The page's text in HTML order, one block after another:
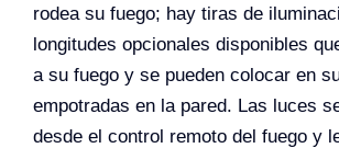
rodea su fuego; hay tiras de
longitudes opcionales disponibles
a su fuego y se pueden colocar en
empotradas en la pared. Las luces
desde el control remoto del fuego y